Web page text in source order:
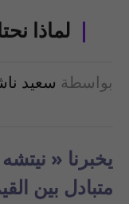
لماذا
بواسطة سعيد
يخبرنا «
متبادل بين